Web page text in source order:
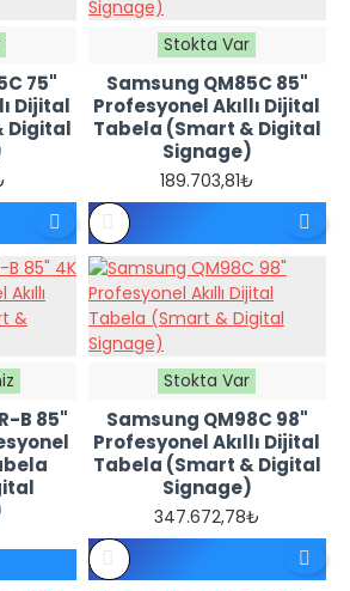
75"
Dijital
Digital
TEKLIF
İSTEYINIZ
Stokta Var
Samsung QM85C 85"
Profesyonel Akıllı Dijital
Tabela (Smart & Digital
Signage)
189.703,81₺
B 85"
Stokta Var
Samsung QM98C 98"
Profesyonel Akıllı Dijital
Tabela (Smart & Digital
Signage)
347.672,78₺